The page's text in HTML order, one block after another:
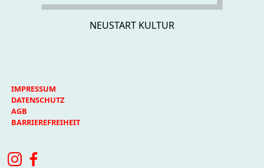
NEUSTART KULTUR
IMPRESSUM
DATENSCHUTZ
AGB
BARRIEREFREIHEIT